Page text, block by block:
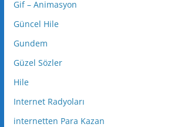
Gif – Animasyon
Güncel Hile
Gundem
Güzel Sözler
Hile
Internet Radyoları
internetten Para Kazan